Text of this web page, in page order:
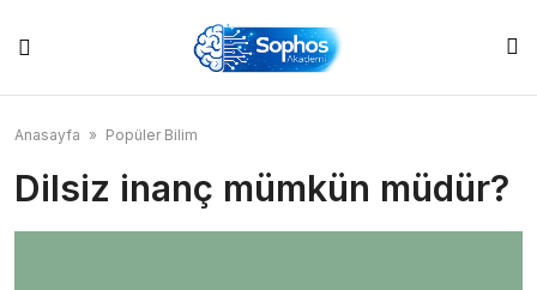
content
Anasayfa » Popüler Bilim
Dilsiz inanç mümkün müdür?